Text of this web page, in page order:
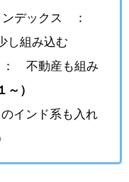
ンデックス ：
し組み込む
不動産も組み
～）
インド系も入れ